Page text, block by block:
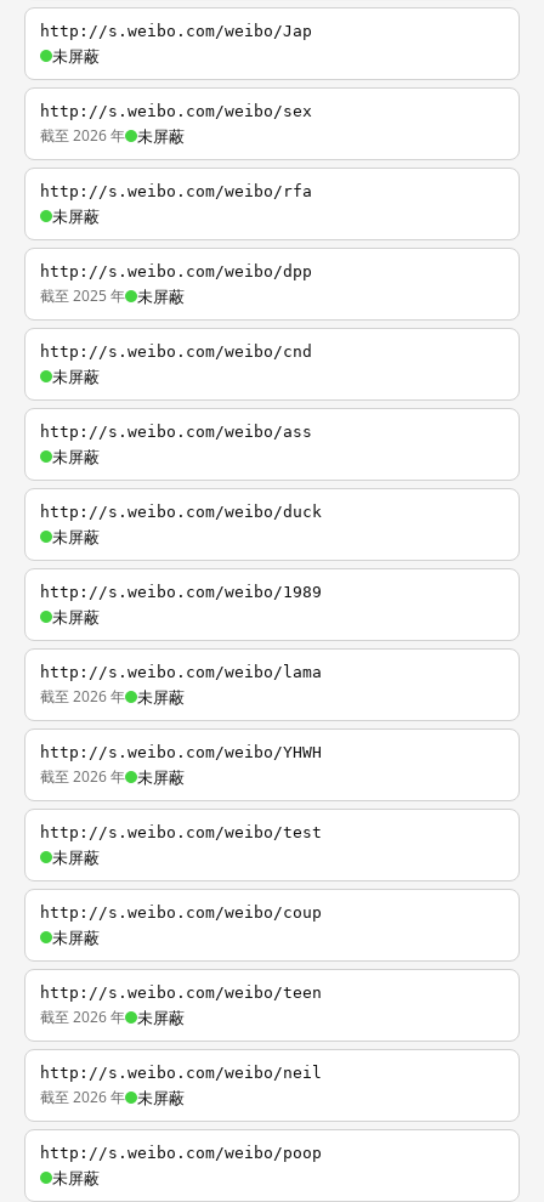
http://s.weibo.com/weibo/Jap
未屏蔽
http://s.weibo.com/weibo/sex
截至 2026 年 未屏蔽
http://s.weibo.com/weibo/rfa
未屏蔽
http://s.weibo.com/weibo/dpp
截至 2025 年 未屏蔽
http://s.weibo.com/weibo/cnd
未屏蔽
http://s.weibo.com/weibo/ass
未屏蔽
http://s.weibo.com/weibo/duck
未屏蔽
http://s.weibo.com/weibo/1989
未屏蔽
http://s.weibo.com/weibo/lama
截至 2026 年 未屏蔽
http://s.weibo.com/weibo/YHWH
截至 2026 年 未屏蔽
http://s.weibo.com/weibo/test
未屏蔽
http://s.weibo.com/weibo/coup
未屏蔽
http://s.weibo.com/weibo/teen
截至 2026 年 未屏蔽
http://s.weibo.com/weibo/neil
截至 2026 年 未屏蔽
http://s.weibo.com/weibo/poop
未屏蔽